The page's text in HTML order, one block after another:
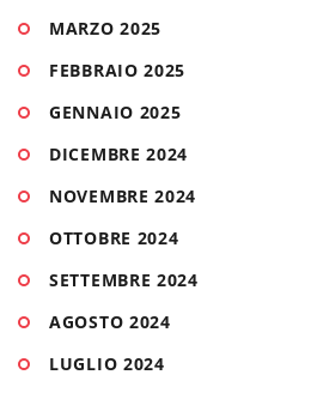
MARZO 2025
FEBBRAIO 2025
GENNAIO 2025
DICEMBRE 2024
NOVEMBRE 2024
OTTOBRE 2024
SETTEMBRE 2024
AGOSTO 2024
LUGLIO 2024